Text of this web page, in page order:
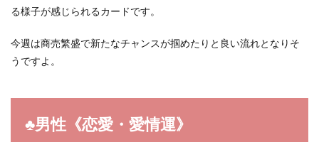
る様子が感じられるカードです。
今週は商売繁盛で新たなチャンスが掴めたりと良い流れとなりそ
うですよ。
♣︎男性《恋愛・愛情運》